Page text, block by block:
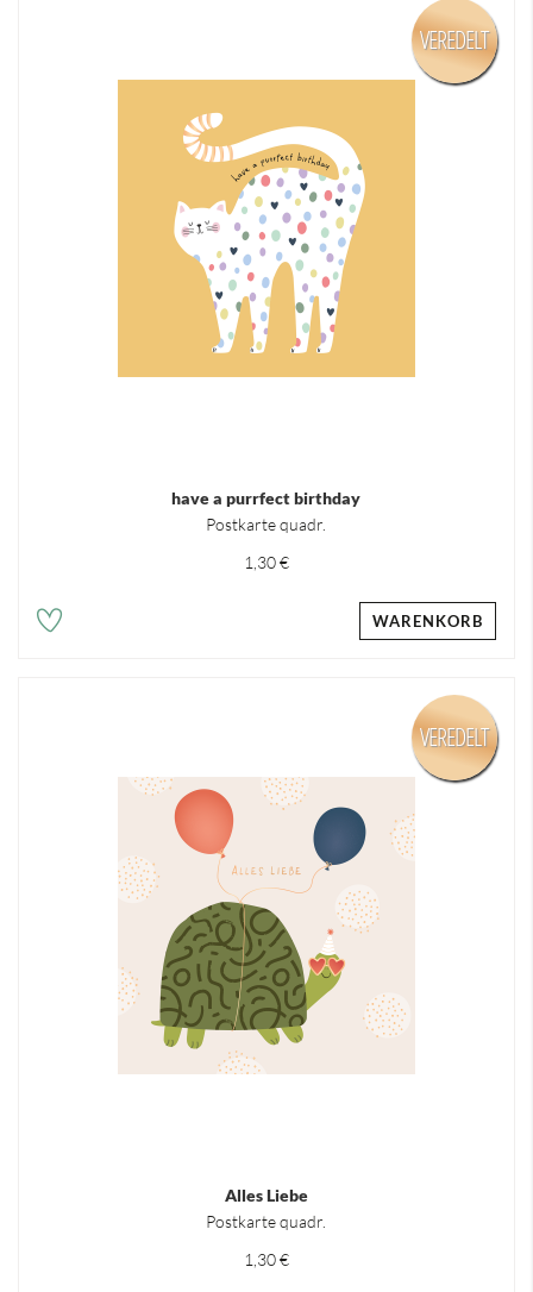
have a purrfect birthday
Postkarte quadr.
1,30 €
VEREDELT
WARENKORB
Alles Liebe
Postkarte quadr.
1,30 €
VEREDELT